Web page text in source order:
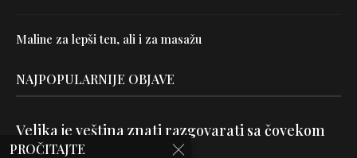
Maline za lepši ten, ali i za masažu
NAJPOPULARNIJE OBJAVE
Velika je veština znati razgovarati sa čovekom
PROČITAJTE